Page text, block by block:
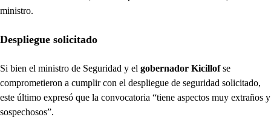
ministro.
Despliegue solicitado
Si bien el ministro de Seguridad y el gobernador Kicillofse
comprometieron a cumplir con el despliegue de seguridad solicitado,
este último expresó que la convocatoria “tiene aspectos muy extraños y
sospechosos”.